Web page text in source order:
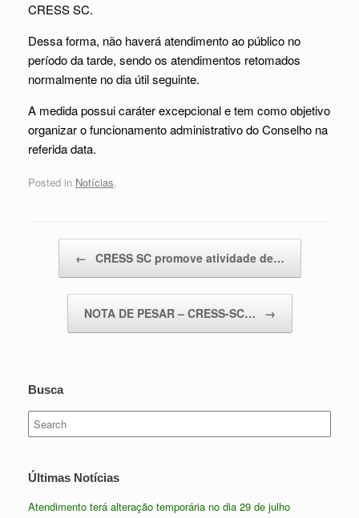
CRESS SC.
Dessa forma, não haverá atendimento ao público no
período da tarde, sendo os atendimentos retomados
normalmente no dia útil seguinte.
A medida possui caráter excepcional e tem como objetivo
organizar o funcionamento administrativo do Conselho na
referida data.
Posted in Notícias.
← CRESS SC promove atividade de…
NOTA DE PESAR – CRESS-SC… →
Busca
Search
for:
Últimas Notícias
Atendimento terá alteração temporária no dia 29 de julho